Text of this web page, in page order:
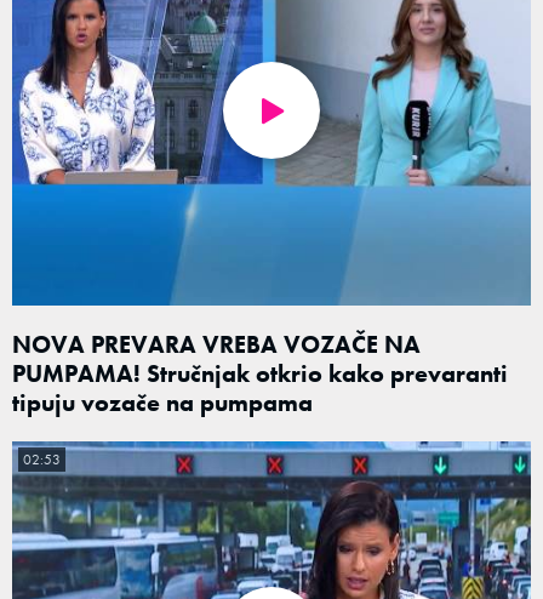
NOVA PREVARA VREBA VOZAČE NA
PUMPAMA! Stručnjak otkrio kako prevaranti
tipuju vozače na pumpama
02:53